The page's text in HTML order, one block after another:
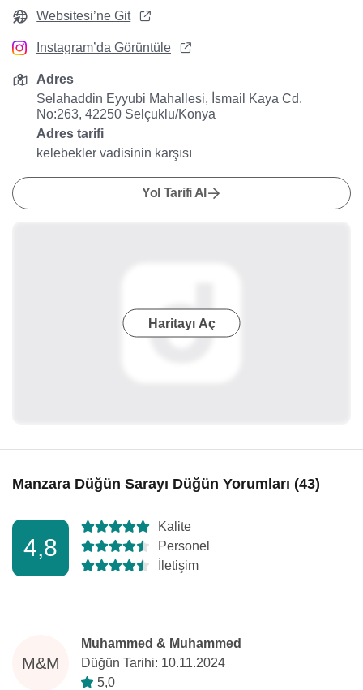
Websitesi’ne Git
Instagram’da Görüntüle
Adres
Selahaddin Eyyubi Mahallesi, İsmail Kaya Cd.
No:263, 42250 Selçuklu/Konya
Adres tarifi
kelebekler vadisinin karşısı
Yol Tarifi Al
Haritayı Aç
Manzara Düğün Sarayı Düğün Yorumları (43)
4,8
Kalite
Personel
İletişim
M&M
Muhammed & Muhammed
Düğün Tarihi: 10.11.2024
5,0